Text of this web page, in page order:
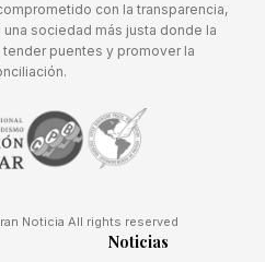
con la transparencia,
sociedad más justa donde la
tender puentes y promover la
Noticia All rights reserved
Noticias